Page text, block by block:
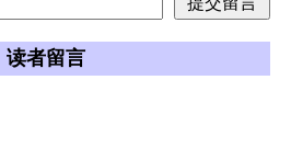
读者留言